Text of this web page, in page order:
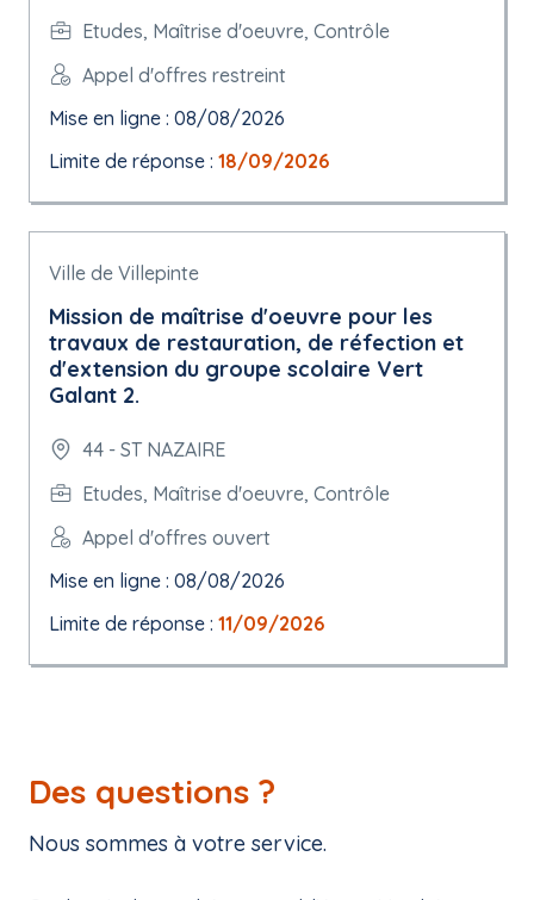
Etudes, Maîtrise d'oeuvre, Contrôle
Appel d'offres restreint
Mise en ligne : 08/08/2026
Limite de réponse : 18/09/2026
Ville de Villepinte
Mission de maîtrise d'oeuvre pour les
travaux de restauration, de réfection et
d'extension du groupe scolaire Vert
Galant 2.
44 - ST NAZAIRE
Etudes, Maîtrise d'oeuvre, Contrôle
Appel d'offres ouvert
Mise en ligne : 08/08/2026
Limite de réponse : 11/09/2026
Des questions ?
Nous sommes à votre service.